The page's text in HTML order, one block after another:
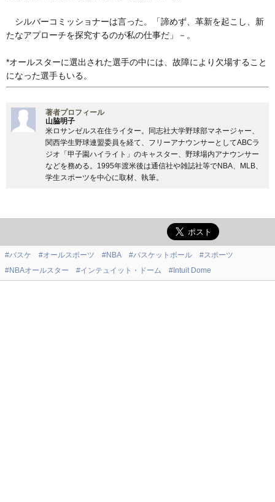
シルバーコミッショナーは言った。「諦めず、革新を起こし、新
たなアプローチを探究するのが私の仕事だ」－。
*オールスターに選出された選手の中には、故障により欠場すること
になった選手もいる。
著者プロフィール
山脇明子
米ロサンゼルス在住ライター。同志社大学野球部マネージャー、
関西学生野球連盟委員を経て、フリーアナウンサーとしてABCラ
ジオ「甲子園ハイライト」のキャスター、野球場内アナウンサー
などを務める。1995年渡米後は通信社や雑誌社等でNBA、MLB、
学生スポーツを中心に取材、執筆。
#バスケ #オールスポーツ #NBA #バスケットボール
#スポーツ
#NBAオールスター
#インテュイット・ドーム #Intuit Dome